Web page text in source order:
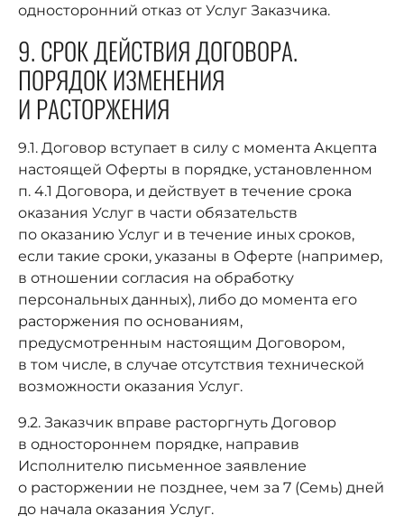
односторонний отказ от Услуг Заказчика.
9. СРОК ДЕЙСТВИЯ ДОГОВОРА.
ПОРЯДОК ИЗМЕНЕНИЯ
И РАСТОРЖЕНИЯ
9.1. Договор вступает в силу с момента Акцепта
настоящей Оферты в порядке, установленном
п. 4.1 Договора, и действует в течение срока
оказания Услуг в части обязательств
по оказанию Услуг и в течение иных сроков,
если такие сроки, указаны в Оферте (например,
в отношении согласия на обработку
персональных данных), либо до момента его
расторжения по основаниям,
предусмотренным настоящим Договором,
в том числе, в случае отсутствия технической
возможности оказания Услуг.
9.2. Заказчик вправе расторгнуть Договор
в одностороннем порядке, направив
Исполнителю письменное заявление
о расторжении не позднее, чем за 7 (Семь) дней
до начала оказания Услуг.